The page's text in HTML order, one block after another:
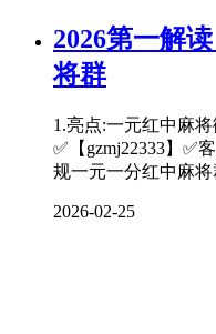
2026第一解
将群
1.亮点:一元红中麻将
✅【gzmj22333】✅
规一元一分红中麻将
2026-02-25